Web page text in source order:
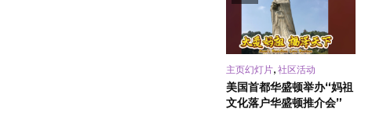
主页幻灯片 社区活动
美国首都华盛顿举办“妈祖
文化落户华盛顿推介会”